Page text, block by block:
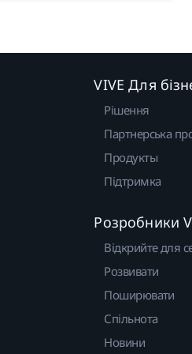
VIVE Для
Рішення
Партнерська
Продукты
Підтримка
Розробники
Відкрийте для
Розвивати
Поширювати
Спільнота
Новини